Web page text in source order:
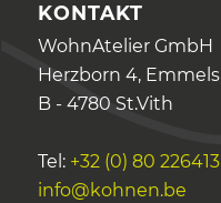
KONTAKT
WohnAtelier GmbH
Herzborn 4, Emmels
B - 4780 St.Vith
Tel: +32 (0) 80 226413
info@kohnen.be